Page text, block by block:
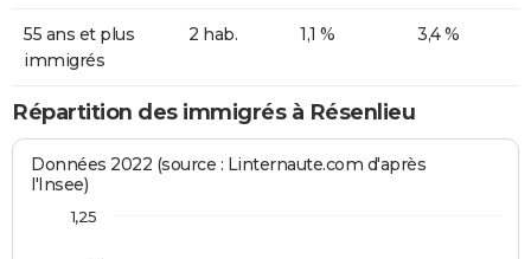
55 ans et plus
immigrés
2 hab. 1,1 % 3,4 %
Répartition des immigrés à Résenlieu
Données 2022 (source : Linternaute.com d'après
l'Insee)
1,25